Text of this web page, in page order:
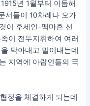
년 1월부터 이듬해
서들이 10차례나 오가
이 후세인-맥마흔 선
이 전두지휘하여 여러
막아내고 밀어내는데
지역에 아랍인들의 국
정을 체결하게 되는데